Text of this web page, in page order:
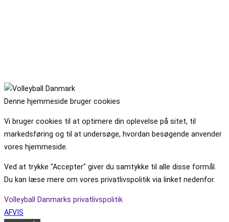
Denne hjemmeside bruger cookies
Vi bruger cookies til at optimere din oplevelse på sitet, til
markedsføring og til at undersøge, hvordan besøgende anvender
vores hjemmeside.
Ved at trykke "Accepter" giver du samtykke til alle disse formål.
Du kan læse mere om vores privatlivspolitik via linket nedenfor.
Volleyball Danmarks privatlivspolitik
AFVIS